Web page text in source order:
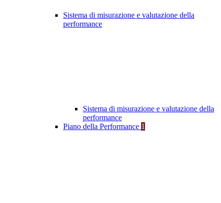
Sistema di misurazione e valutazione della
performance
Sistema di misurazione e valutazione della
performance
Piano della Performance 1